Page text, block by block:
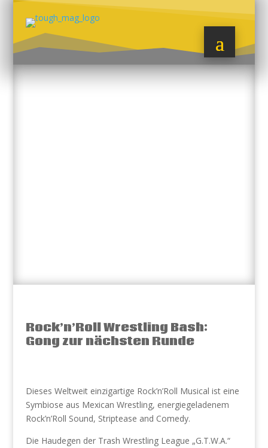
Rock’n’Roll Wrestling Bash:
Gong zur nächsten Runde
Dieses Weltweit einzigartige Rock’n’Roll Musical ist eine
Symbiose aus Mexican Wrestling, energiegeladenem
Rock’n’Roll Sound, Striptease and Comedy.
Die Haudegen der Trash Wrestling League „G.T.W.A.“